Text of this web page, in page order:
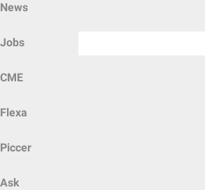
News
Jobs
CME
Flexa
Piccer
Ask